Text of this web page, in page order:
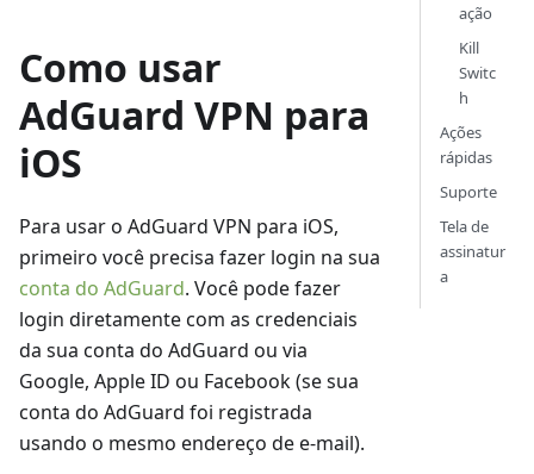
Como usar
AdGuard VPN para
iOS
Para usar o AdGuard VPN para iOS,
primeiro você precisa fazer login na sua
conta do AdGuard. Você pode fazer
login diretamente com as credenciais
da sua conta do AdGuard ou via
Google, Apple ID ou Facebook (se sua
conta do AdGuard foi registrada
usando o mesmo endereço de e-mail).
ação
Kill
Switc
h
Ações
rápidas
Suporte
Tela de
assinatur
a